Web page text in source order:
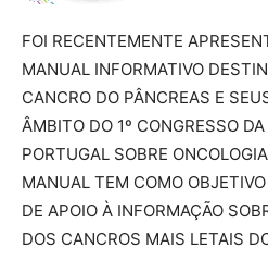
FOI RECENTEMENTE
MANUAL INFORMATIVO
CANCRO DO PÂNCREAS E
ÂMBITO DO 1º CONGRESSO
PORTUGAL SOBRE
MANUAL TEM COMO
DE APOIO À INFORMAÇÃO
DOS CANCROS MAIS LETAIS